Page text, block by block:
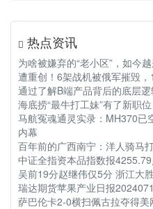
热点资讯
为啥被嫌弃的“老小区”，如今
遭重创！6架战机被俄军摧毁
通过了解B端产品背后的底层
海底捞“最牛打工妹”有了新职位
马航冤魂通灵实录：MH370已
内幕
百年前的广西南宁：洋人骑马
中证全指资本品指数报
吴前19分赵继伟仅5分 浙江大
瑞达期货苹果产业日报
萨巴伦卡2-0横扫佩古拉夺得美